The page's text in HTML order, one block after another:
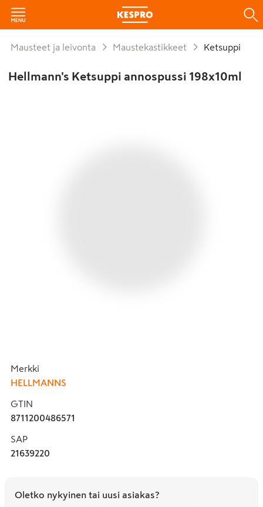
Mausteet ja leivonta Maustekastikkeet Ketsuppi
Hellmann's Ketsuppi annospussi 198x10ml
Merkki
HELLMANNS
GTIN
8711200486571
SAP
21639220
Oletko nykyinen tai uusi asiakas?